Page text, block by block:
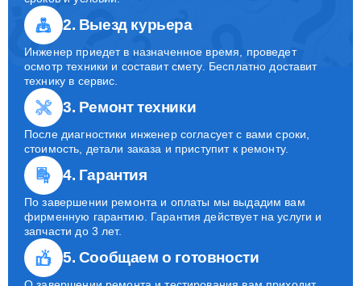
2. Выезд курьера
Инженер приедет в назначенное время, проведет
осмотр техники и составит смету. Бесплатно доставит
технику в сервис.
3. Ремонт техники
После диагностики инженер согласует с вами сроки,
стоимость, детали заказа и приступит к ремонту.
4. Гарантия
По завершении ремонта и оплаты мы выдадим вам
фирменную гарантию. Гарантия действует на услуги и
запчасти до 3 лет.
5. Сообщаем о готовности